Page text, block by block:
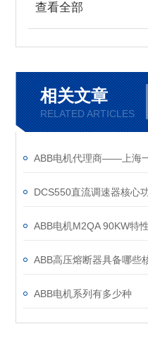
查看全部
相关文章
RELATED ARTICLES
ABB电机代理商——上海
ABB电机M2QA 90KW特性
ABB高压熔断器具备哪些
ABB电机系列有多少种